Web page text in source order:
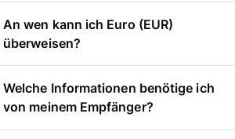
An wen kann ich Euro (EUR)
überweisen?
Welche Informationen benötige ich
von meinem Empfänger?